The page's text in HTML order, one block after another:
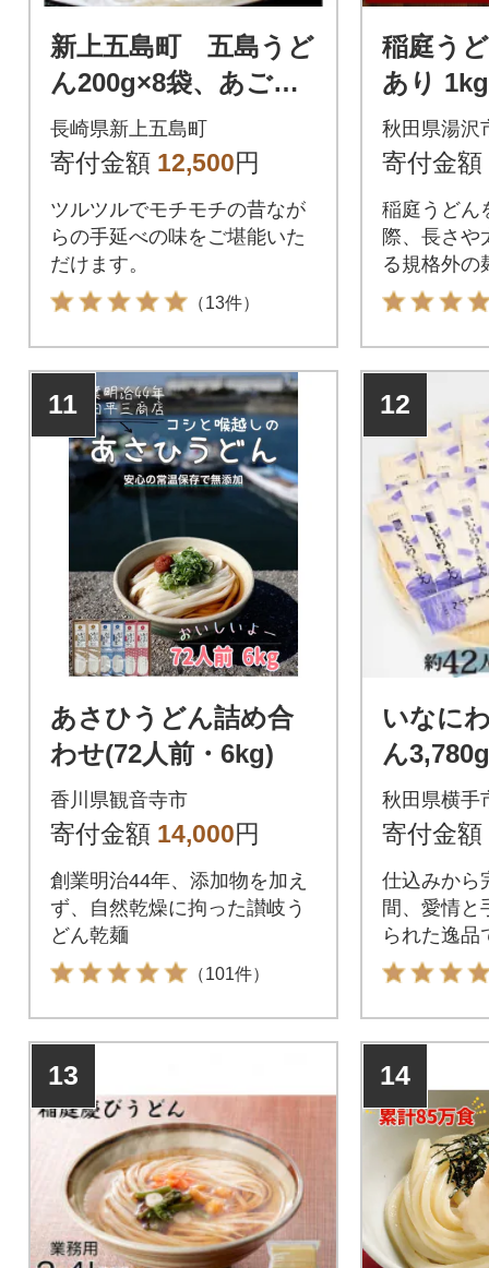
新上五島町 五島うど
ん200g×8袋、あごだ
しスープ10g×10袋セ
ット
長崎県新上五島町
寄付金額 12,500円
ツルツルでモチモチの昔なが
らの手延べの味をご堪能いた
だけます。
（13件）
稲庭う
あり
[B2-
秋田県湯沢
寄付金額
稲庭うどん
際、長さや
る規格外の
したもので
がある為、
人気であり
スメです。
11
あさひうどん詰め合
わせ(72人前・6kg)
香川県観音寺市
寄付金額 14,000円
創業明治44年、添加物を加え
ず、自然乾燥に拘った讃岐う
どん乾麺
（101件）
12
いなに
ん
稲庭う
秋田県横手
寄付金額
仕込みから
間、愛情と
られた逸品
13 14